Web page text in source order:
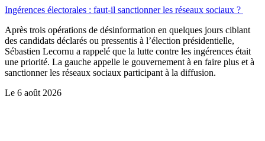
Ingérences électorales : faut-il sanctionner les réseaux sociaux ?
Après trois opérations de désinformation en quelques jours ciblant
des candidats déclarés ou pressentis à l’élection présidentielle,
Sébastien Lecornu a rappelé que la lutte contre les ingérences était
une priorité. La gauche appelle le gouvernement à en faire plus et à
sanctionner les réseaux sociaux participant à la diffusion.
Le 6 août 2026